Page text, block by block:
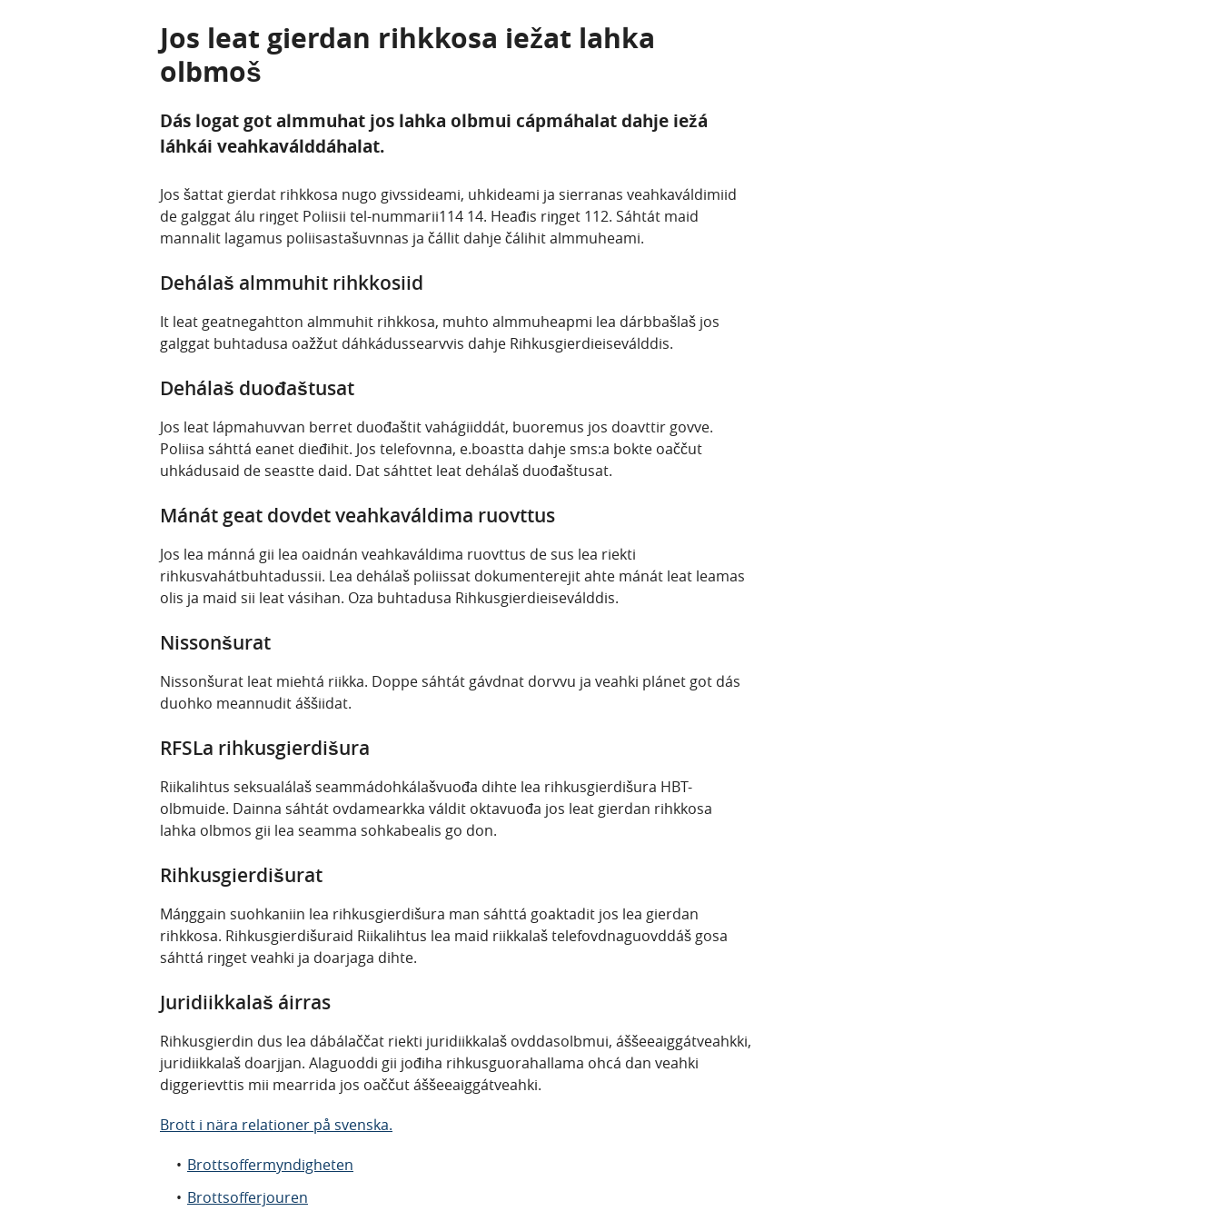
Jos leat gierdan rihkkosa iežat lahka
olbmoš
Dás logat got almmuhat jos lahka olbmui cápmáhalat dahje iežá
láhkái veahkaválddáhalat.
Jos šattat gierdat rihkkosa nugo givssideami, uhkideami ja sierranas veahkaváldimiid
de galggat álu riŋget Poliisii tel-nummarii114 14. Heađis riŋget 112. Sáhtát maid
mannalit lagamus poliisastašuvnnas ja čállit dahje čálihit almmuheami.
Dehálaš almmuhit rihkkosiid
It leat geatnegahtton almmuhit rihkkosa, muhto almmuheapmi lea dárbbašlaš jos
galggat buhtadusa oažžut dáhkádussearvvis dahje Rihkusgierdieiseválddis.
Dehálaš duođaštusat
Jos leat lápmahuvvan berret duođaštit vahágiiddát, buoremus jos doavttir govve.
Poliisa sáhttá eanet dieđihit. Jos telefovnna, e.boastta dahje sms:a bokte oaččut
uhkádusaid de seastte daid. Dat sáhttet leat dehálaš duođaštusat.
Mánát geat dovdet veahkaváldima ruovttus
Jos lea mánná gii lea oaidnán veahkaváldima ruovttus de sus lea riekti
rihkusvahátbuhtadussii. Lea dehálaš poliissat dokumenterejit ahte mánát leat leamas
olis ja maid sii leat vásihan. Oza buhtadusa Rihkusgierdieiseválddis.
Nissonšurat
Nissonšurat leat miehtá riikka. Doppe sáhtát gávdnat dorvvu ja veahki plánet got dás
duohko meannudit áššiidat.
RFSLa rihkusgierdišura
Riikalihtus seksualálaš seammádohkálašvuođa dihte lea rihkusgierdišura HBT-
olbmuide. Dainna sáhtát ovdamearkka váldit oktavuođa jos leat gierdan rihkkosa
lahka olbmos gii lea seamma sohkabealis go don.
Rihkusgierdišurat
Máŋggain suohkaniin lea rihkusgierdišura man sáhttá goaktadit jos lea gierdan
rihkkosa. Rihkusgierdišuraid Riikalihtus lea maid riikkalaš telefovdnaguovddáš gosa
sáhttá riŋget veahki ja doarjaga dihte.
Juridiikkalaš áirras
Rihkusgierdin dus lea dábálaččat riekti juridiikkalaš ovddasolbmui, áššeeaiggátveahkki,
juridiikkalaš doarjjan. Alaguoddi gii jođiha rihkusguorahallama ohcá dan veahki
diggerievttis mii mearrida jos oaččut áššeeaiggátveahki.
Brott i nära relationer på svenska.
Brottsoffermyndigheten
Brottsofferjouren